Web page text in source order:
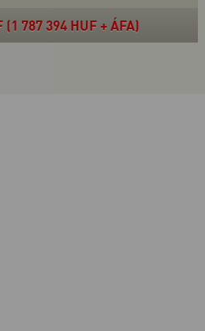
(1 787 394 HUF + ÁFA)